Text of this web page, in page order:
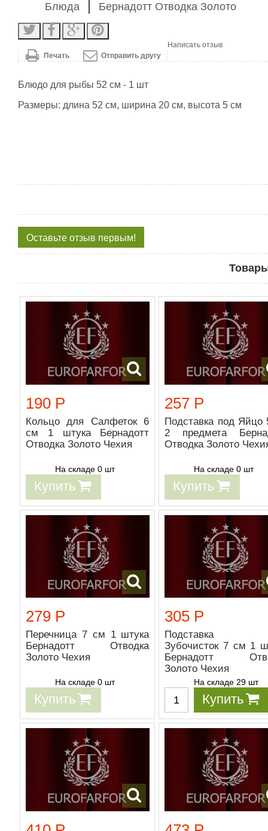
Блюда Бернадотт Отводка Золото
Отправить другу
Печать
Написать отзыв
Блюдо для рыбы 52 см - 1 шт
Размеры: длина 52 см, ширина 20 см, высота 5 см
Оставьте отзыв первым!
190 Р
Кольцо для Салфеток 6
см 1 штука Бернадотт
Отводка Золото Чехия
На складе 0 шт
Купить
257 Р
Подставка под Яйцо
2 предмета
Отводка Золото
На складе 0 шт
Купить
279 Р
Перечница 7 см 1 штука
Бернадотт Отводка
Золото Чехия
На складе 0 шт
Купить
305 Р
Подставка
Зубочисток 7 см 1
Бернадотт
Золото Чехия
На складе 29 шт
Купить